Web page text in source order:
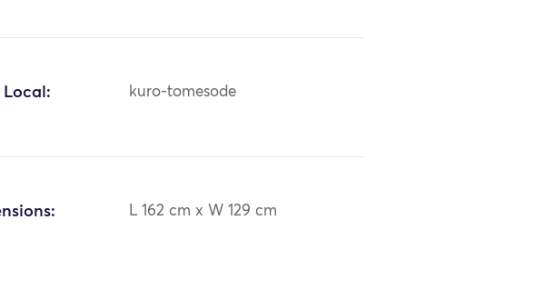
Local: kuro-tomesode
L 162 cm x W 129 cm